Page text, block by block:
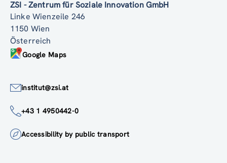
ZSI - Zentrum für Soziale Innovation GmbH
Linke Wienzeile 246
1150 Wien
Österreich
Google Maps
institut@zsi.at
+43 1 4950442-0
Accessibility by public transport